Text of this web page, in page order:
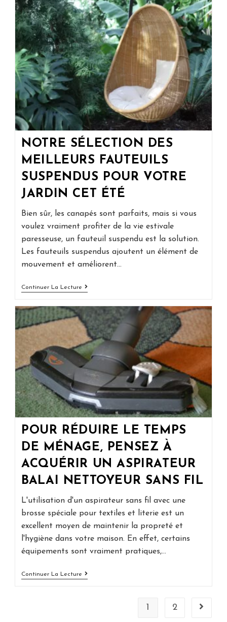
Barnums
C2M
Chapiteaux
:
L’élégance
Facilement
Déployée
En
Plein
Air
NOTRE SÉLECTION DES
MEILLEURS FAUTEUILS
SUSPENDUS POUR VOTRE
JARDIN CET ÉTÉ
Bien sûr, les canapés sont parfaits, mais si vous
voulez vraiment profiter de la vie estivale
paresseuse, un fauteuil suspendu est la solution.
Les fauteuils suspendus ajoutent un élément de
mouvement et améliorent…
Continuer La Lecture Notre
Meilleurs
Fauteuils
Suspendus
Pour
Votre
Jardin
Cet
Été
POUR RÉDUIRE LE TEMPS
DE MÉNAGE, PENSEZ À
ACQUÉRIR UN ASPIRATEUR
BALAI NETTOYEUR SANS FIL
L'utilisation d'un aspirateur sans fil avec une
brosse spéciale pour textiles et literie est un
excellent moyen de maintenir la propreté et
l'hygiène dans votre maison. En effet, certains
équipements sont vraiment pratiques,…
Continuer La Lecture Pour
1 2 Aller à